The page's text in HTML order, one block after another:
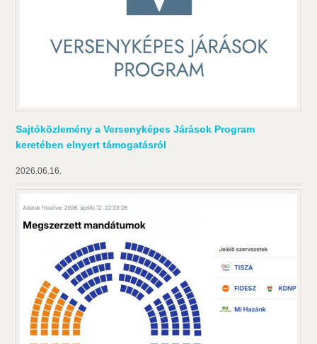
Sajtóközlemény a Versenyképes Járások Program
keretében elnyert támogatásról
2026.06.16.